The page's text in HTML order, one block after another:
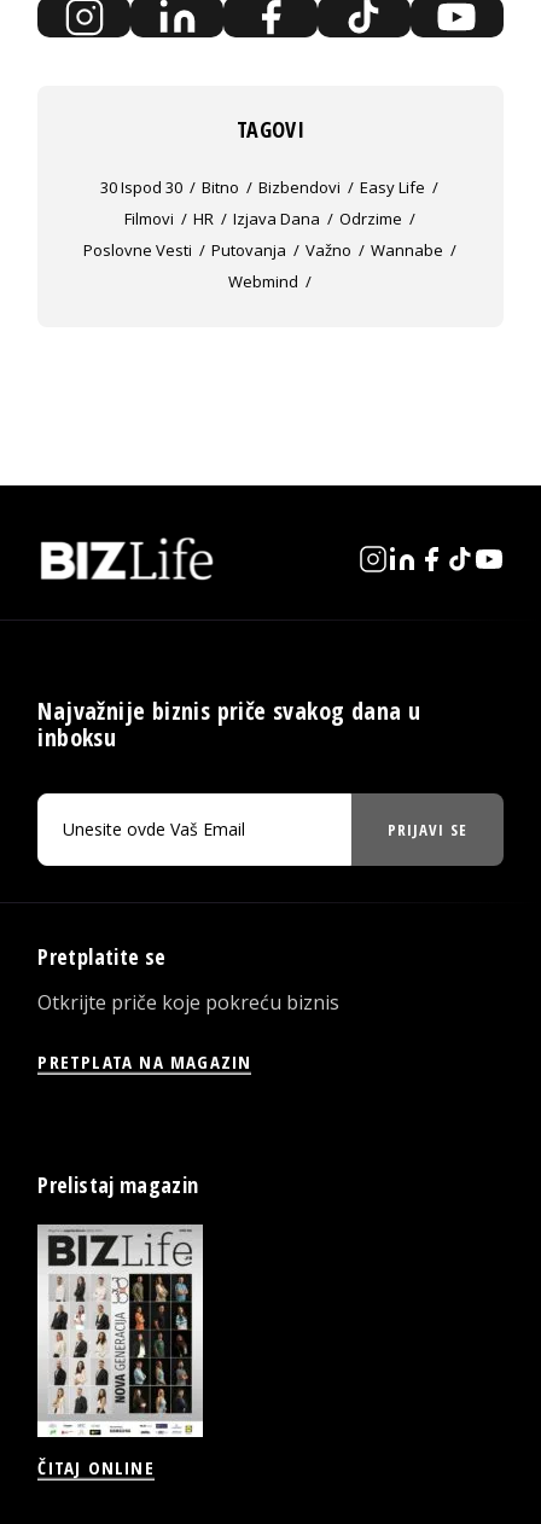
TAGOVI
30 Ispod 30 Bitno Bizbendovi
Easy Life
Filmovi
HR Izjava Dana
Odrzime
Poslovne Vesti
Putovanja Važno
Wannabe
Webmind
Najvažnije biznis priče svakog dana u
inboksu
PRIJAVI SE
Pretplatite se
Otkrijte priče koje pokreću biznis
PRETPLATA NA MAGAZIN
Prelistaj magazin
ČITAJ ONLINE